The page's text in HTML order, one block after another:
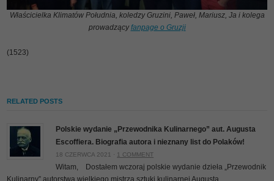
Właścicielka Klimatów Południa, koledzy Gruzini, Paweł, Mariusz, Ja i kolega
prowadzącyfanpage o Gruzji
(1523)
RELATED POSTS
Polskie wydanie „Przewodnika Kulinarnego” aut. Augusta
Escoffiera. Biografia autora i nieznany list do Polaków!
18 CZERWCA 2021 · 1 COMMENT
Witam, Dostałem wczoraj polskie wydanie dzieła „Przewodnik
Kulinarny” autorstwa wielkiego mistrza sztuki kulinarnej Augusta...